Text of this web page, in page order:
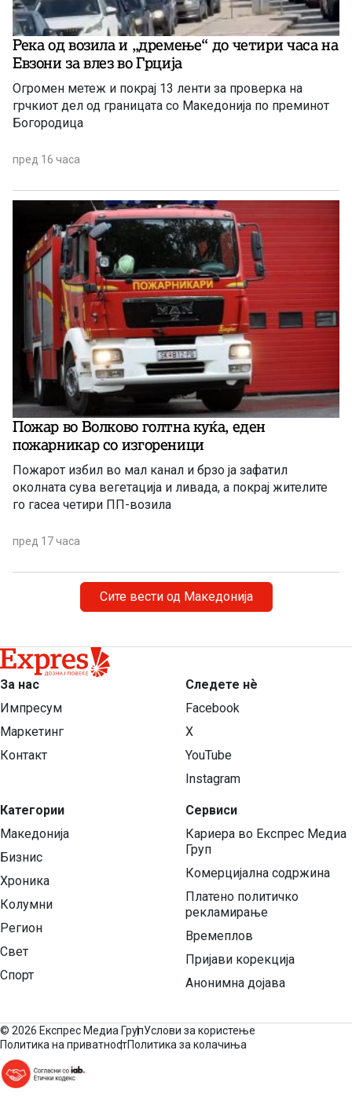
Река од возила и „дремење“ до четири часа на
Евзони за влез во Грција
Огромен метеж и покрај 13 ленти за проверка на
грчкиот дел од границата со Македонија по преминот
Богородица
пред 16 часа
Пожар во Волково голтна куќа, еден
пожарникар со изгореници
Пожарот избил во мал канал и брзо ја зафатил
околната сува вегетација и ливада, а покрај жителите
го гасеа четири ПП-возила
пред 17 часа
Сите вести од Македонија
За нас
Импресум
Маркетинг
Контакт
Категории
Македонија
Бизнис
Хроника
Колумни
Регион
Свет
Спорт
Следете нѐ
Facebook
X
YouTube
Instagram
Сервиси
Кариера во Експрес Медиа
Груп
Комерцијална содржина
Платено политичко
рекламирање
Времеплов
Пријави корекција
Анонимна дојава
© 2026 Експрес Медиа ГрупУслови за користење
Политика на приватностПолитика за колачиња